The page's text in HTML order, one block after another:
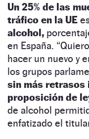
Un 25% de las
tráfico en la UE
alcohol,
en España.
hacer un nuevo y
los grupos
sin más
proposición de
de alcohol
enfatizado el